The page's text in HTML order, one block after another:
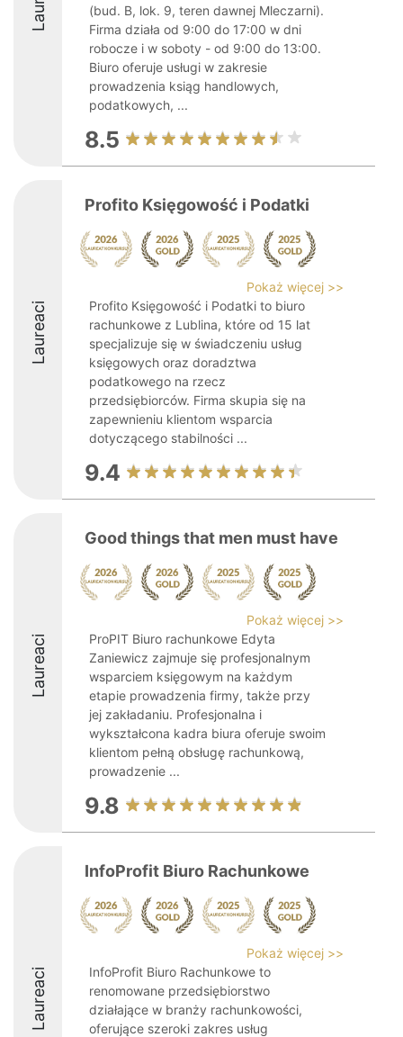
(bud. B, lok. 9, teren dawnej Mleczarni).
Firma działa od 9:00 do 17:00 w dni
robocze i w soboty - od 9:00 do 13:00.
Biuro oferuje usługi w zakresie
prowadzenia ksiąg handlowych,
podatkowych, ...
8.5
Laureaci
Profito Księgowość i Podatki
Pokaż więcej >>
Profito Księgowość i Podatki to biuro
rachunkowe z Lublina, które od 15 lat
specjalizuje się w świadczeniu usług
księgowych oraz doradztwa
podatkowego na rzecz
przedsiębiorców. Firma skupia się na
zapewnieniu klientom wsparcia
dotyczącego stabilności ...
9.4
Laureaci
Good things that men must have
Pokaż więcej >>
ProPIT Biuro rachunkowe Edyta
Zaniewicz zajmuje się profesjonalnym
wsparciem księgowym na każdym
etapie prowadzenia firmy, także przy
jej zakładaniu. Profesjonalna i
wykształcona kadra biura oferuje swoim
klientom pełną obsługę rachunkową,
prowadzenie ...
9.8
Laureaci
InfoProfit Biuro Rachunkowe
Pokaż więcej >>
InfoProfit Biuro Rachunkowe to
renomowane przedsiębiorstwo
działające w branży rachunkowości,
oferujące szeroki zakres usług